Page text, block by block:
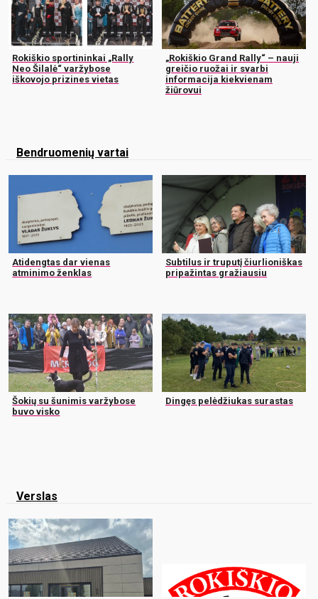
Rokiškio sportininkai „Rally
Neo Šilalė“ varžybose
iškovojo prizines vietas
„Rokiškio Grand Rally“ – nauji
greičio ruožai ir svarbi
informacija kiekvienam
žiūrovui
Bendruomenių vartai
Atidengtas dar vienas
atminimo ženklas
Subtilus ir truputį čiurlioniškas
pripažintas gražiausiu
Šokių su šunimis varžybose
buvo visko
Dingęs pelėdžiukas surastas
Verslas